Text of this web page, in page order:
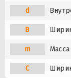
d
B
m Масса
C